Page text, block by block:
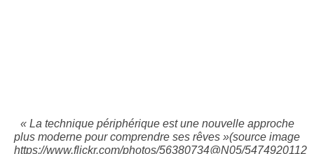
« La technique périphérique est une nouvelle approche
plus moderne pour comprendre ses rêves »(source image
https://www.flickr.com/photos/56380734@N05/5474920112